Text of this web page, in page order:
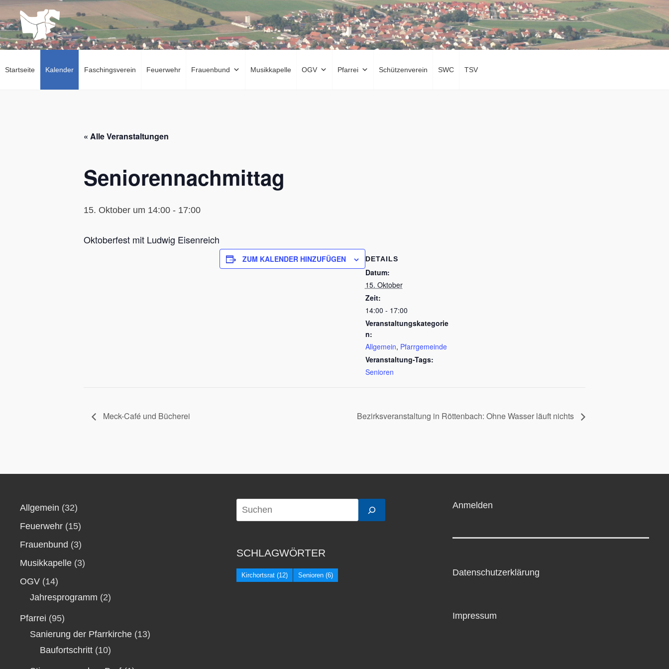
Zum
Inhalt
springen
Startseite Kalender Faschingsverein Feuerwehr Frauenbund Musikkapelle OGV Pfarrei Schützenverein SWC TSV
« Alle Veranstaltungen
Seniorennachmittag
15. Oktober um 14:00- 17:00
Oktoberfest mit Ludwig Eisenreich
ZUM KALENDER HINZUFÜGEN DETAILS
Datum:
15. Oktober
Zeit:
14:00 - 17:00
Veranstaltungskategorie
n:
Allgemein, Pfarrgemeinde
Veranstaltung-Tags:
Senioren
Meck-Café und Bücherei Bezirksveranstaltung in Röttenbach: Ohne Wasser läuft nichts
Allgemein (32)
Feuerwehr (15)
Frauenbund (3)
Musikkapelle (3)
OGV (14)
Jahresprogramm (2)
Pfarrei (95)
Sanierung der Pfarrkirche (13)
Baufortschritt (10)
SCHLAGWÖRTER
Kirchortsrat(12) Senioren(6)
Anmelden
Datenschutzerklärung
Impressum